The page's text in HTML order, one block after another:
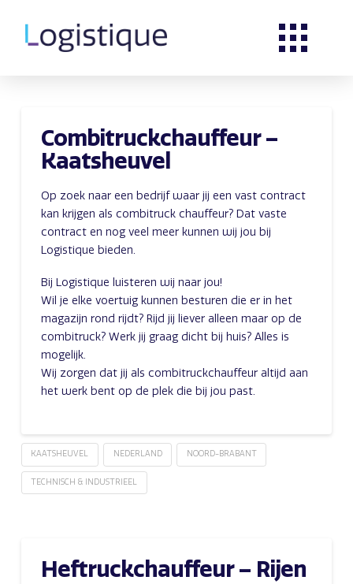
Combitruckchauffeur –
Kaatsheuvel
Op zoek naar een bedrijf waar jij een vast contract
kan krijgen als combitruck chauffeur? Dat vaste
contract en nog veel meer kunnen wij jou bij
Logistique bieden.
Bij Logistique luisteren wij naar jou!
Wil je elke voertuig kunnen besturen die er in het
magazijn rond rijdt? Rijd jij liever alleen maar op de
combitruck? Werk jij graag dicht bij huis? Alles is
mogelijk.
Wij zorgen dat jij als combitruckchauffeur altijd aan
het werk bent op de plek die bij jou past.
KAATSHEUVEL NEDERLAND NOORD-BRABANT
TECHNISCH & INDUSTRIEEL
Heftruckchauffeur – Rijen